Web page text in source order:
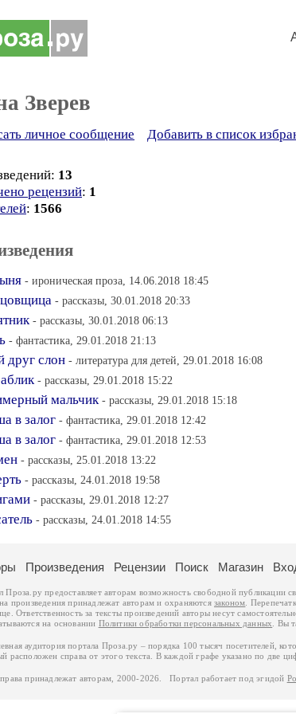
Зверев
личное сообщение Добавить в список
13
рецензий: 1
: 1566
- ироническая проза, 14.06.2018 18:45
- рассказы, 30.01.2018 20:33
- рассказы, 30.01.2018 06:13
- фантастика, 29.01.2018 21:13
друг слон - литература для детей, 29.01.2018 16:08
- рассказы, 29.01.2018 15:22
мальчик - рассказы, 29.01.2018 15:18
в залог - фантастика, 29.01.2018 12:42
в залог - фантастика, 29.01.2018 12:53
- рассказы, 25.01.2018 13:22
- рассказы, 24.01.2018 19:58
- рассказы, 29.01.2018 12:27
- рассказы, 24.01.2018 14:55
Произведения Рецензии Поиск Магазин
Проза.ру предоставляет авторам возможность свободной публикации
произведения принадлежат авторам и охраняются законом .
Ответственность за тексты произведений авторы несут
на основании Политики обработки персональных данных . Вы
аудитория портала Проза.ру – порядка 100 тысяч посетителей,
расположен справа от этого текста. В каждой графе указано по две
принадлежат авторам, 2000-2026. Портал работает под эгидой